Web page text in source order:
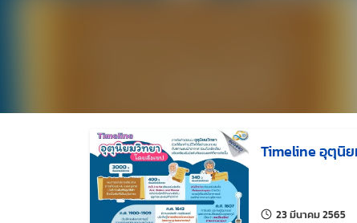
Timeline อุตุนิ
23 มีนาคม 2565แ